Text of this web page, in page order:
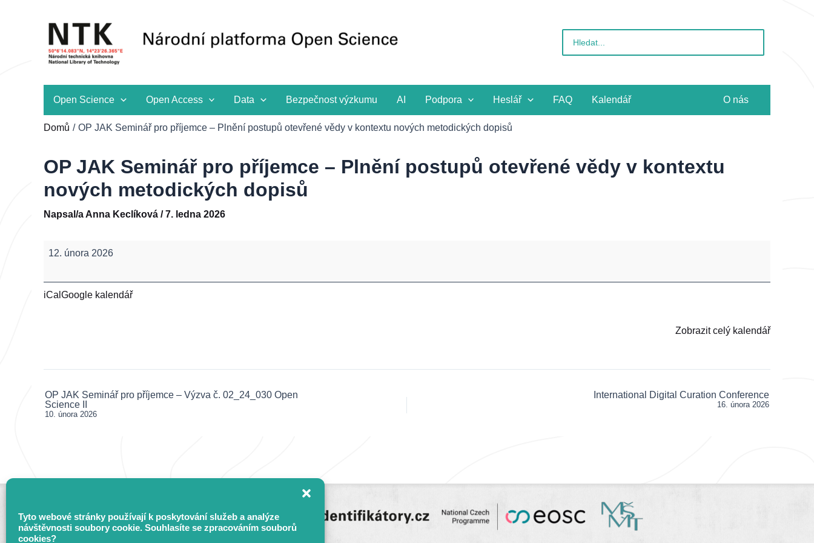
Tyto webové stránky používají k poskytování služeb a analýze
návštěvnosti soubory cookie. Souhlasíte se zpracováním souborů
cookies?
pro:
Open Science Open Access Data Bezpečnost výzkumu AI Podpora Heslář FAQ Kalendář O nás
Domů OP JAK Seminář pro příjemce – Plnění postupů otevřené vědy v kontextu nových metodických dopisů
OP JAK Seminář pro příjemce – Plnění postupů otevřené vědy v kontextu
nových metodických dopisů
Napsal/a Anna Keclíková /7. ledna 2026
OP
pro
vědy
v
12. února 2026
iCal Google kalendář
Zobrazit celý kalendář
Post
navigation
OP JAK Seminář pro příjemce – Výzva č. 02_24_030 Open
Science II
10. února 2026
International Digital Curation Conference
16. února 2026